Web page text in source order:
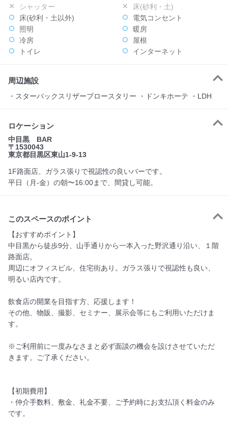
シャッター
床(砂利・土)
床(砂利・土以外)
電気コンセント
照明
暖房
冷房
屋根
トイレ
インターネット
周辺施設
・スターバックスリザーブロースタリー ・ドンキホーテ ・LDH
ロケーション
中目黒 BAR
〒1530043
東京都目黒区東山1-9-13
1F路面店、ガラス張りで視認性の良いバーです。
平日（月-金）の朝〜16:00まで、間貸し可能。
このスペースのポイント
【おすすめポイント】
中目黒から徒歩9分、山手通りから一本入った野沢通り沿い、１階
路面店。
周辺にオフィスビル、住宅街あり。ガラス張りで視認性も良い、
明るい店内です。
飲食店の開業を目指す方、応援します！
その他、物販、撮影、セミナー、展示会等にもご利用いただけま
す。
※ご利用前に一度みなさまと必ず面談の機会を設けさせていただ
きます。ご了承ください。
【初期費用】
・仲介手数料、敷金、礼金不要、ご予約時にお支払頂く料金のみ
です。